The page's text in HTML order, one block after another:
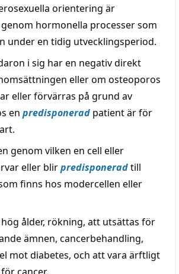
orientering är
genom hormonella processer som
under en tidig utvecklingsperiod.
i sig har en negativ direkt
eller om osteoporos
eller förvärras på grund av
en predisponerad patient är för
genom vilken en cell eller
eller blirpredisponeradtill
finns hos modercellen eller
ålder, rökning, att utsättas för
ämnen, cancerbehandling,
mot diabetes, och att vara ärftligt